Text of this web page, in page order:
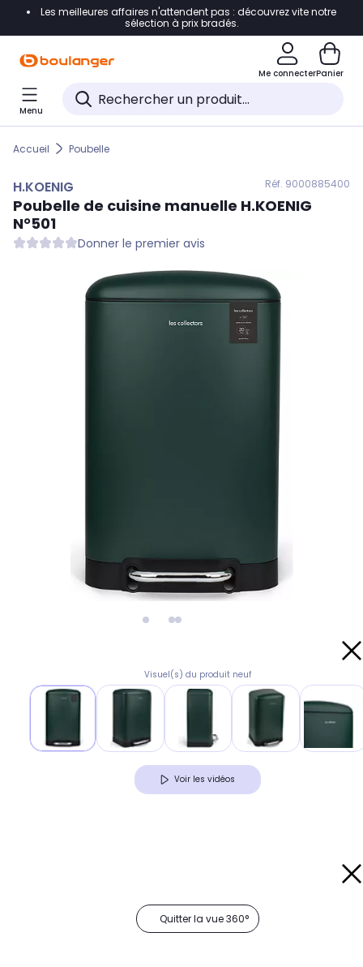
Accéder directement à la navigation
Accéder directement au pied de page
Accéder directement au chatbot
Les meilleures affaires n'attendent pas : découvrez vite notre
sélection à prix bradés.
Me connecterPanier
Menu
Accueil Poubelle
H.KOENIG Réf. 9000885400
Poubelle de cuisine manuelle H.KOENIG
N°501
Donner le premier avis
Visuel(s) du produit neuf
Voir les vidéos
Quitter la vue 360°